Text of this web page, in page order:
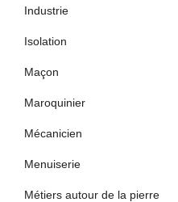
Industrie
Isolation
Maçon
Maroquinier
Mécanicien
Menuiserie
Métiers autour de la pierre